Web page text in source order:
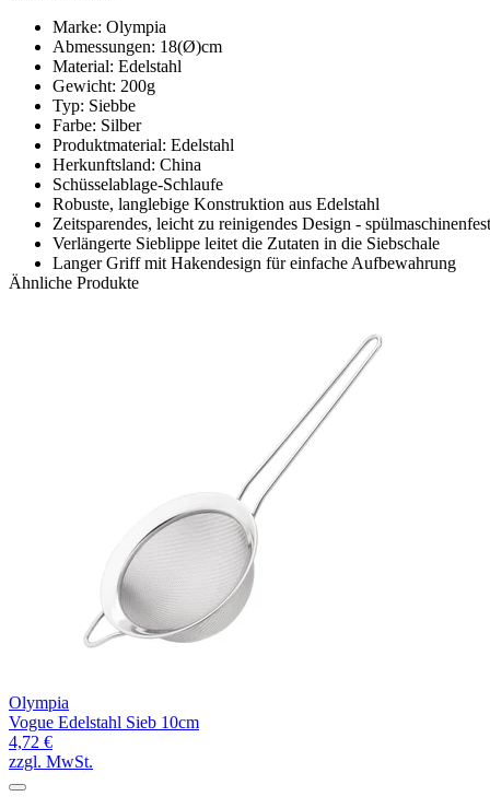
Marke: Olympia
Abmessungen: 18(Ø)cm
Material: Edelstahl
Gewicht: 200g
Typ: Siebbe
Farbe: Silber
Produktmaterial: Edelstahl
Herkunftsland: China
Schüsselablage-Schlaufe
Robuste, langlebige Konstruktion aus Edelstahl
Zeitsparendes, leicht zu reinigendes Design - spülmaschinenfest
Verlängerte Sieblippe leitet die Zutaten in die Siebschale
Langer Griff mit Hakendesign für einfache Aufbewahrung
Ähnliche Produkte
Olympia
Vogue Edelstahl Sieb 10cm
4,72 €
zzgl. MwSt.